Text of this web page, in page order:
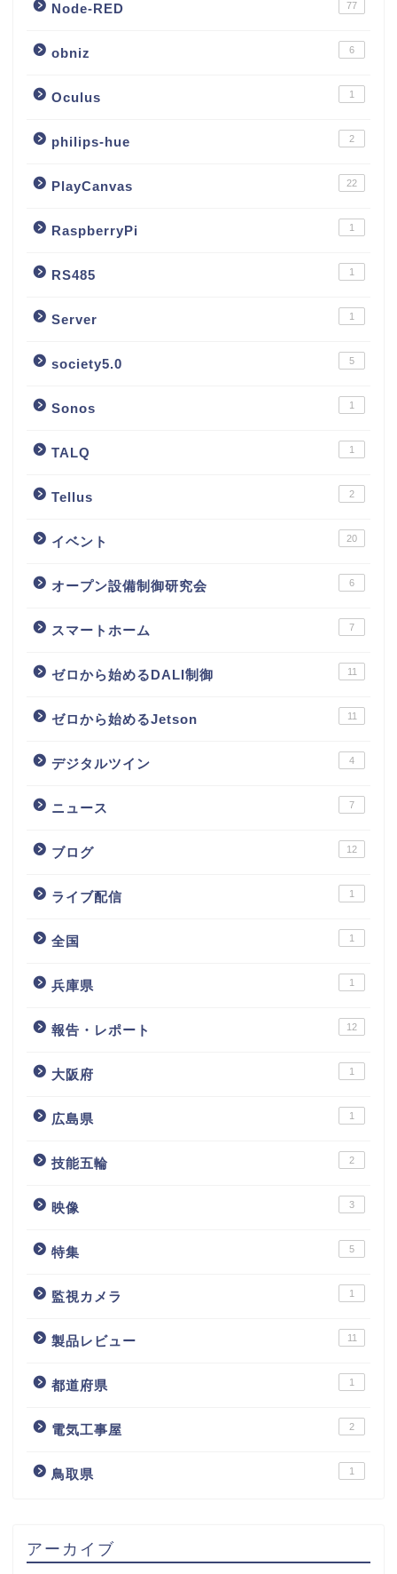
Node-RED 77
obniz 6
Oculus 1
philips-hue 2
PlayCanvas 22
RaspberryPi 1
RS485 1
Server 1
society5.0 5
Sonos 1
TALQ 1
Tellus 2
イベント 20
オープン設備制御研究会 6
スマートホーム 7
ゼロから始めるDALI制御 11
ゼロから始めるJetson 11
デジタルツイン 4
ニュース 7
ブログ 12
ライブ配信 1
全国 1
兵庫県 1
報告・レポート 12
大阪府 1
広島県 1
技能五輪 2
映像 3
特集 5
監視カメラ 1
製品レビュー 11
都道府県 1
電気工事屋 2
鳥取県 1
アーカイブ